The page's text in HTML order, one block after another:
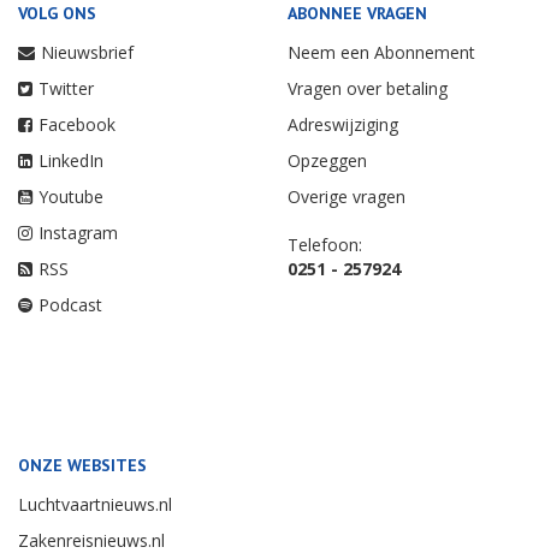
VOLG ONS
Nieuwsbrief
Twitter
Facebook
LinkedIn
Youtube
Instagram
RSS
Podcast
ABONNEE VRAGEN
Neem een Abonnement
Vragen over betaling
Adreswijziging
Opzeggen
Overige vragen
Telefoon:
0251 - 257924
ONZE WEBSITES
Luchtvaartnieuws.nl
Zakenreisnieuws.nl